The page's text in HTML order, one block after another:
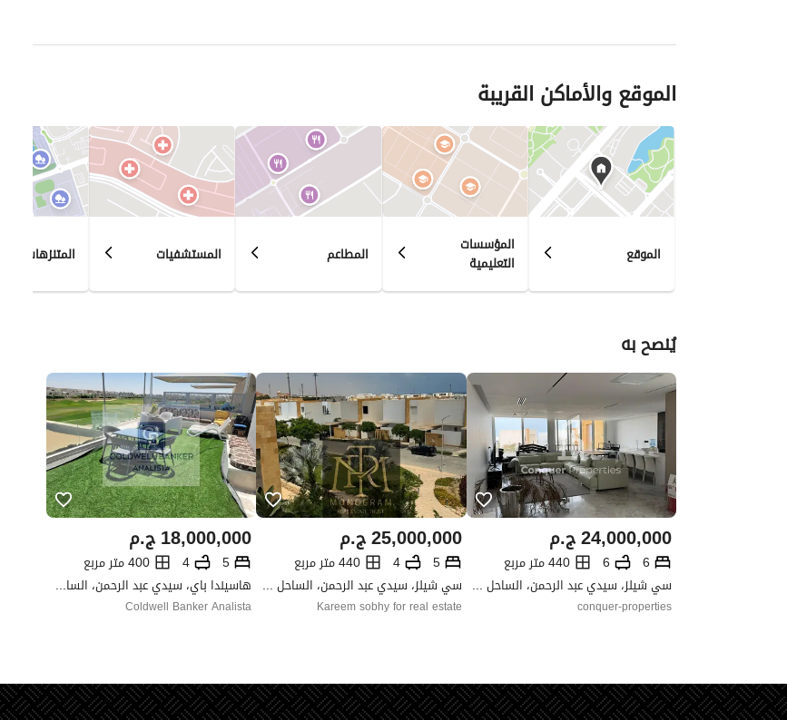
الموقع والأماكن القريبة
الموقع المؤسسات
التعليمية المطاعم المستشفيات المتنزهات
يُنصح به
ج.م24,000,000
6
6
440 متر مربع
سي شيلز، سيدي عبد الرحمن، الساحل الشمالي، مطروح
conquer-properties
ج.م25,000,000
5
4
440 متر مربع
سي شيلز، سيدي عبد الرحمن، الساحل الشمالي، مطروح
Kareem sobhy for real estate
ج.م18,000,000
5
4
400 متر مربع
هاسيندا باي، سيدي عبد الرحمن، الساحل الشمالي، مطروح
Coldwell Banker Analista